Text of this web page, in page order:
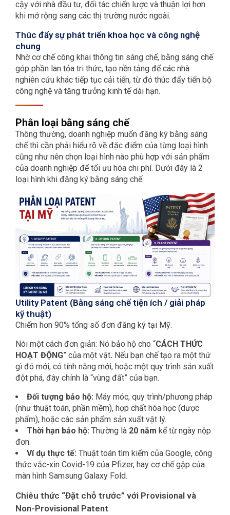
cậy với nhà đầu tư, đối tác chiến lược và thuận lợi hơn
khi mở rộng sang các thị trường nước ngoài.
Thúc đẩy sự phát triển khoa học và công nghệ
chung
Nhờ cơ chế công khai thông tin sáng chế, bằng sáng chế
góp phần lan tỏa tri thức, tạo nền tảng để các nhà
nghiên cứu khác tiếp tục cải tiến, từ đó thúc đẩy tiến bộ
công nghệ và tăng trưởng kinh tế dài hạn.
Phân loại bằng sáng chế
Thông thường, doanh nghiệp muốn đăng ký bằng sáng
chế thì cần phải hiểu rõ về đặc điểm của từng loại hình
cũng như nên chọn loại hình nào phù hợp với sản phẩm
của doanh nghiệp để tối ưu hóa chi phí. Dưới đây là 2
loại hình khi đăng ký bằng sáng chế.
Utility Patent (Bằng sáng chế tiện ích / giải pháp
kỹ thuật)
Chiếm hơn 90% tổng số đơn đăng ký tại Mỹ.
Nói một cách đơn giản: Nó bảo hộ cho “CÁCH THỨC
HOẠT ĐỘNG” của một vật. Nếu bạn chế tạo ra một thứ
gì đó mới, có tính năng mới, hoặc một quy trình sản xuất
đột phá, đây chính là “vùng đất” của bạn.
Đối tượng bảo hộ: Máy móc, quy trình/phương pháp
(như thuật toán, phần mềm), hợp chất hóa học (dược
phẩm), hoặc các sản phẩm sản xuất vật lý.
Thời hạn bảo hộ: Thường là 20 năm kể từ ngày nộp
đơn.
Ví dụ thực tế: Thuật toán tìm kiếm của Google, công
thức vắc-xin Covid-19 của Pfizer, hay cơ chế gập của
màn hình Samsung Galaxy Fold.
Chiêu thức “Đặt chỗ trước” với Provisional và
Non-Provisional Patent